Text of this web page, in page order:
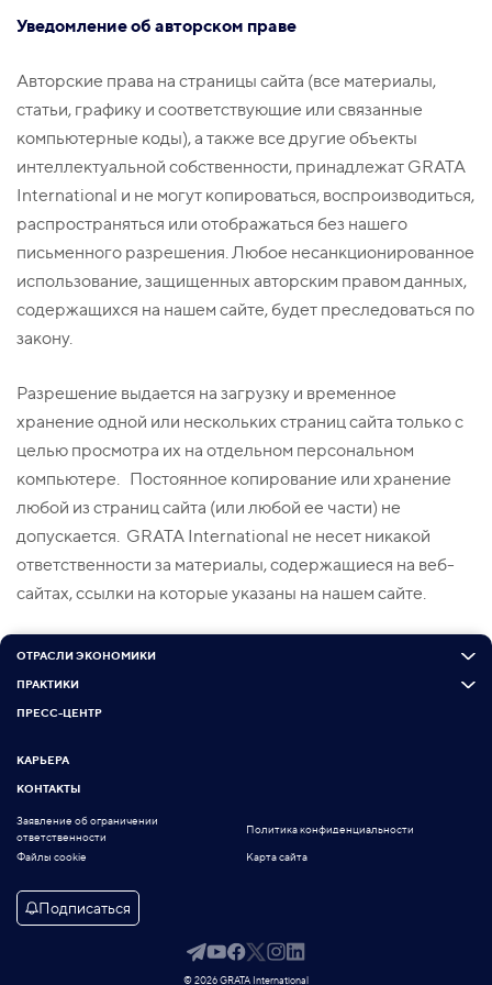
Уведомление об авторском праве
Авторские права на страницы сайта (все материалы,
статьи, графику и соответствующие или связанные
компьютерные коды), а также все другие объекты
интеллектуальной собственности, принадлежат GRATA
International и не могут копироваться, воспроизводиться,
распространяться или отображаться без нашего
письменного разрешения. Любое несанкционированное
использование, защищенных авторским правом данных,
содержащихся на нашем сайте, будет преследоваться по
закону.
Разрешение выдается на загрузку и временное
хранение одной или нескольких страниц сайта только с
целью просмотра их на отдельном персональном
компьютере. Постоянное копирование или хранение
любой из страниц сайта (или любой ее части) не
допускается. GRATA International не несет никакой
ответственности за материалы, содержащиеся на веб-
сайтах, ссылки на которые указаны на нашем сайте.
ОТРАСЛИ ЭКОНОМИКИ
ПРАКТИКИ
ПРЕСС-ЦЕНТР
КАРЬЕРА
КОНТАКТЫ
Заявление об ограничении
ответственности
Политика конфиденциальности
Файлы cookie Карта сайта
Подписаться
© 2026 GRATA International